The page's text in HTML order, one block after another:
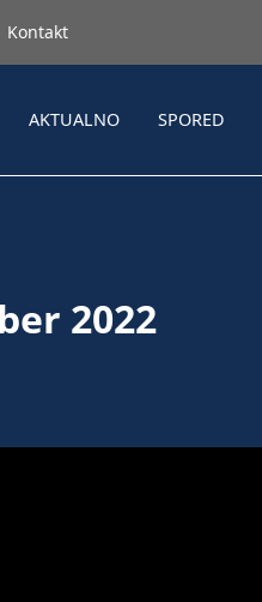
Kontakt
AKTUALNO SPORED
2022